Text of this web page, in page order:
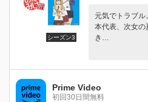
シーズン3
元気でトラブル
本代表、次女の
き…
Prime Video
初回30日間無料